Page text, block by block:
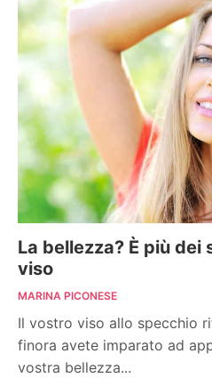
La bellezza? È più
viso
MARINA PICONESE
Il vostro viso allo specchio
finora avete imparato ad
vostra bellezza...